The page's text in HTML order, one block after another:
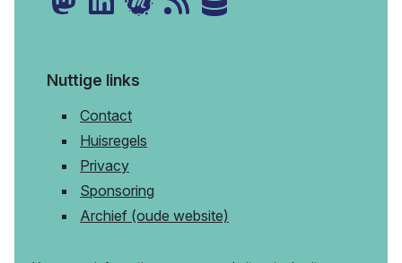
Nuttige links
Contact
Huisregels
Privacy
Sponsoring
Archief (oude website)